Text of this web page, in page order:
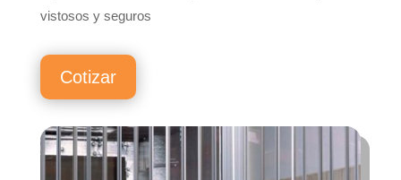
vistosos y seguros
Cotizar